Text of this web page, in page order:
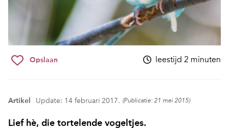
Opslaan leestijd 2 minuten
Artikel Update: 14 februari 2017. (Publicatie: 21 mei 2015)
Lief hè, die tortelende vogeltjes.